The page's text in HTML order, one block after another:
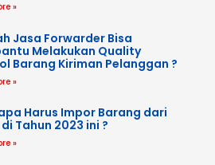
»
Jasa Forwarder Bisa
Melakukan Quality
Barang Kiriman Pelanggan ?
»
Harus Impor Barang dari
Tahun 2023 ini ?
»